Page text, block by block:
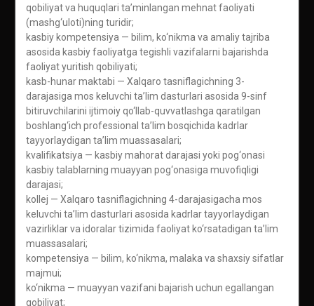
qobiliyat va huquqlari ta’minlangan mehnat faoliyati
(mashg‘uloti)ning turidir;
kasbiy kompetensiya — bilim, ko‘nikma va amaliy tajriba
asosida kasbiy faoliyatga tegishli vazifalarni bajarishda
faoliyat yuritish qobiliyati;
kasb-hunar maktabi — Xalqaro tasniflagichning 3-
darajasiga mos keluvchi ta’lim dasturlari asosida 9-sinf
bitiruvchilarini ijtimoiy qo‘llab-quvvatlashga qaratilgan
boshlang‘ich professional ta’lim bosqichida kadrlar
tayyorlaydigan ta’lim muassasalari;
kvalifikatsiya — kasbiy mahorat darajasi yoki pog‘onasi
kasbiy talablarning muayyan pog‘onasiga muvofiqligi
darajasi;
kollej — Xalqaro tasniflagichning 4-darajasigacha mos
keluvchi ta’lim dasturlari asosida kadrlar tayyorlaydigan
vazirliklar va idoralar tizimida faoliyat ko‘rsatadigan ta’lim
muassasalari;
kompetensiya — bilim, ko‘nikma, malaka va shaxsiy sifatlar
majmui;
ko‘nikma — muayyan vazifani bajarish uchun egallangan
qobiliyat;